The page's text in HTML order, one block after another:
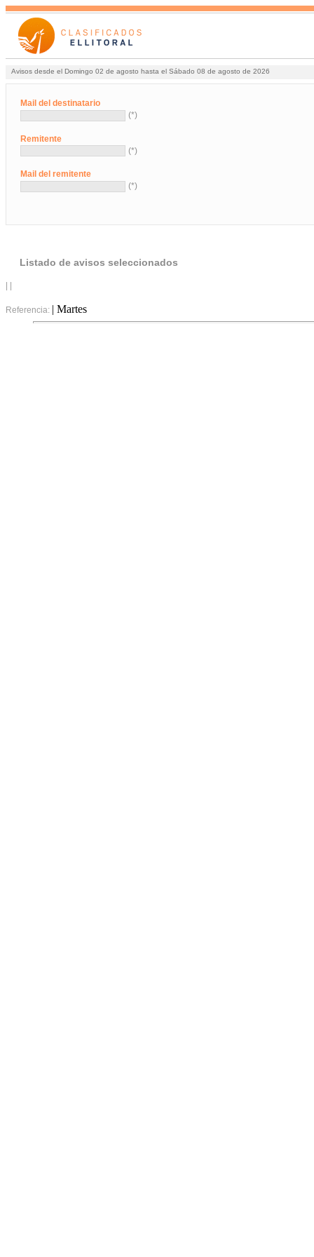
Avisos desde el Domingo 02 de agosto hasta el Sábado 08 de agosto de 2026
Mail del destinatario
(*)
Remitente
(*)
Mail del remitente
(*)
Listado de avisos seleccionados
Referencia: | Martes